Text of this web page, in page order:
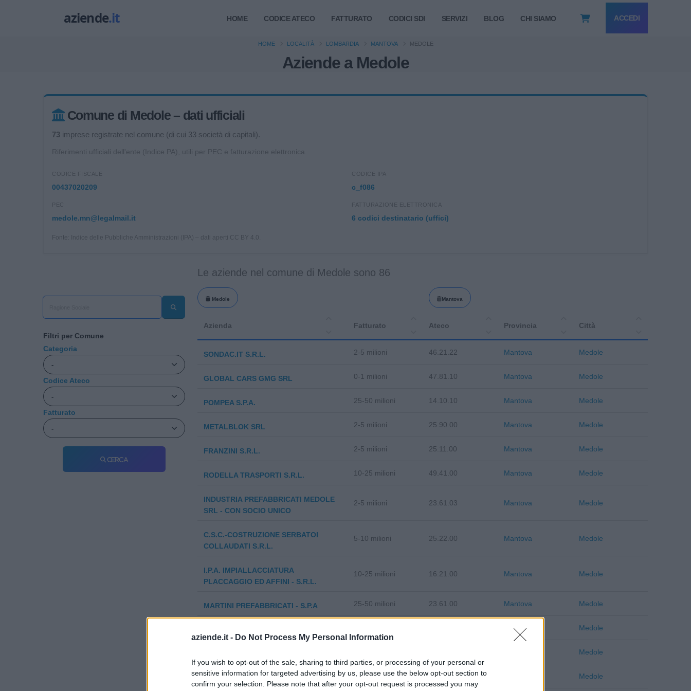
aziende.it - Do Not Process My Personal Information
If you wish to opt-out of the sale, sharing to third parties, or processing of your personal or
sensitive information for targeted advertising by us, please use the below opt-out section to
confirm your selection. Please note that after your opt-out request is processed you may
HOME CODICE ATECO FATTURATO CODICI SDI SERVIZI BLOG CHI SIAMO ACCEDI
Aziende a Medole
HOME LOCALITÀ LOMBARDIA MANTOVA MEDOLE
Comune di Medole – dati ufficiali
73 imprese registrate nel comune (di cui 33 società di capitali).
Riferimenti ufficiali dell'ente (Indice PA), utili per PEC e fatturazione elettronica.
CODICE FISCALE
00437020209
CODICE IPA
c_f086
PEC
medole.mn@legalmail.it
FATTURAZIONE ELETTRONICA
6 codici destinatario (uffici)
Fonte: Indice delle Pubbliche Amministrazioni (IPA) – dati aperti CC BY 4.0.
Filtri per Comune
Categoria
Codice Ateco
Fatturato
Cerca
Le aziende nel comune di Medole sono 86
Medole Mantova
Azienda Fatturato Ateco Provincia Città
SONDAC.IT S.R.L. 2-5 milioni 46.21.22 Mantova Medole
GLOBAL CARS GMG SRL 0-1 milioni 47.81.10 Mantova Medole
POMPEA S.P.A. 25-50 milioni 14.10.10 Mantova Medole
METALBLOK SRL 2-5 milioni 25.90.00 Mantova Medole
FRANZINI S.R.L. 2-5 milioni 25.11.00 Mantova Medole
RODELLA TRASPORTI S.R.L. 10-25 milioni 49.41.00 Mantova Medole
INDUSTRIA PREFABBRICATI MEDOLE
SRL - CON SOCIO UNICO
2-5 milioni 23.61.03 Mantova Medole
C.S.C.-COSTRUZIONE SERBATOI
COLLAUDATI S.R.L.
5-10 milioni 25.22.00 Mantova Medole
I.P.A. IMPIALLACCIATURA
PLACCAGGIO ED AFFINI - S.R.L.
10-25 milioni 16.21.00 Mantova Medole
MARTINI PREFABBRICATI - S.P.A 25-50 milioni 23.61.00 Mantova Medole
Mantova Medole
Medole
C.M.M. S.R.L. 25-50 milioni 25.11.00 Medole